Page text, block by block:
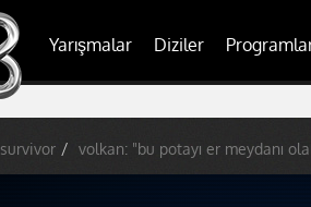
Yarışmalar Diziler
survivor volkan: "bu potayı er meydanı